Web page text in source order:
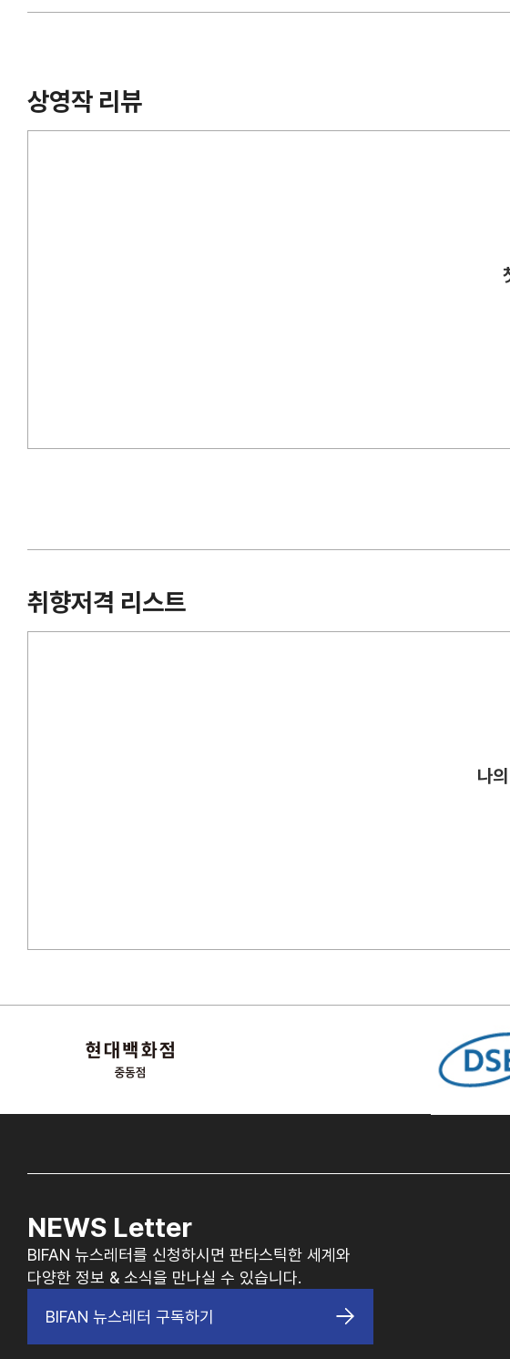
상영작 리뷰
취향저격 리스트
나
NEWS Letter
BIFAN 뉴스레터를 신청하시면 판타스틱한 세계와
다양한 정보 & 소식을 만나실 수 있습니다.
BIFAN 뉴스레터 구독하기